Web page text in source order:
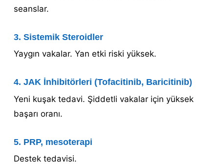
seanslar.
3. Sistemik Steroidler
Yaygın vakalar. Yan etki riski yüksek.
4. JAK İnhibitörleri (Tofacitinib, Baricitinib)
Yeni kuşak tedavi. Şiddetli vakalar için yüksek
başarı oranı.
5. PRP, mesoterapi
Destek tedavisi.